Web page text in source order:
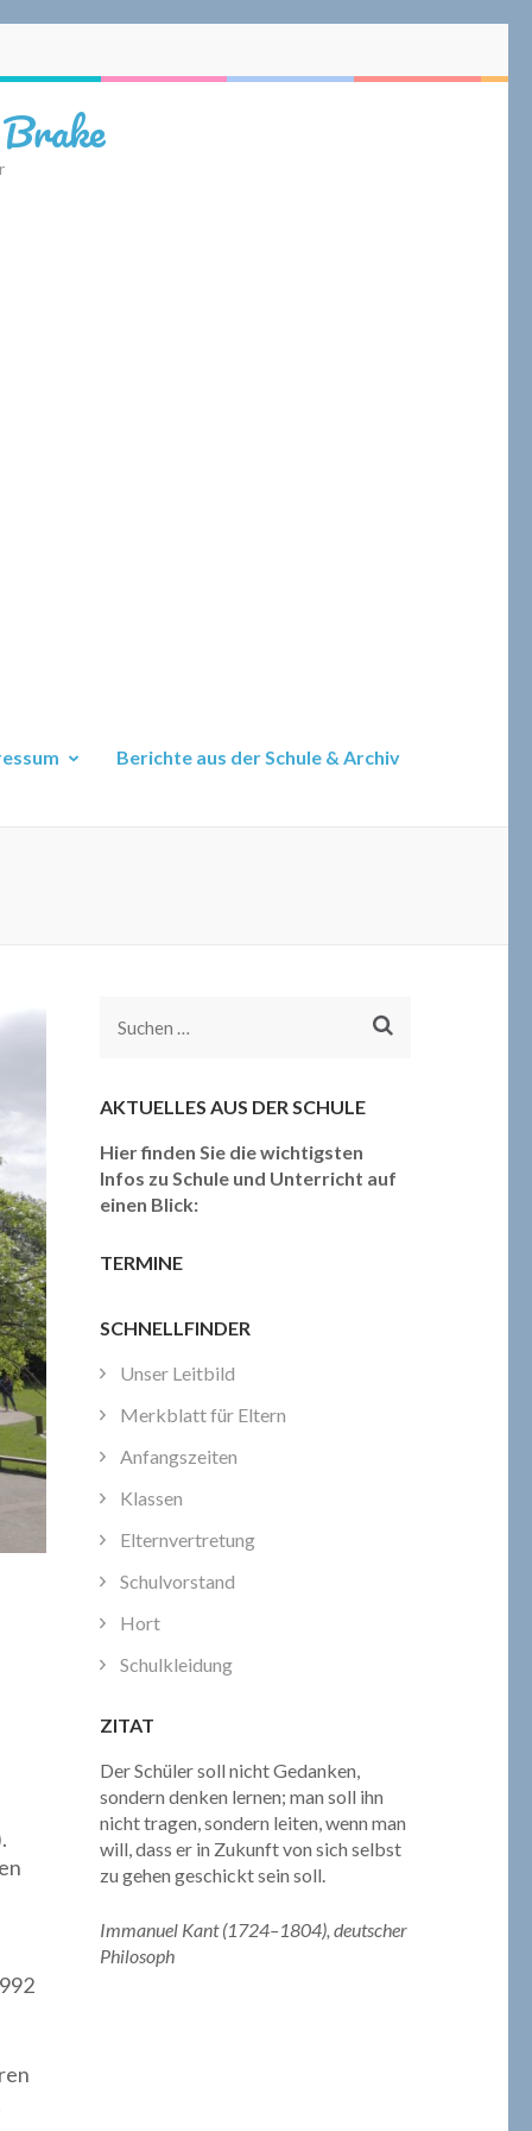
Berichte aus der Schule & Archiv
Suchen
AKTUELLES AUS DER SCHULE
Hier finden Sie die wichtigsten
Infos zu Schule und Unterricht auf
einen Blick:
TERMINE
SCHNELLFINDER
Unser Leitbild
Merkblatt für Eltern
Anfangszeiten
Klassen
Elternvertretung
Schulvorstand
Hort
Schulkleidung
ZITAT
Der Schüler soll nicht Gedanken,
sondern denken lernen; man soll ihn
nicht tragen, sondern leiten, wenn man
will, dass er in Zukunft von sich selbst
zu gehen geschickt sein soll.
Immanuel Kant (1724–1804), deutscher
Philosoph